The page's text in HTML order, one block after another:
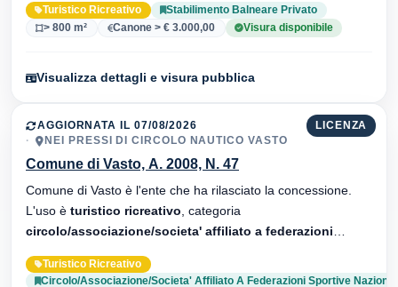
Turistico Ricreativo
Stabilimento Balneare Privato
> 800 m²
Canone > € 3.000,00 Visura disponibile
Visualizza dettagli e visura pubblica
LICENZA
AGGIORNATA IL 07/08/2026
NEI PRESSI DI CIRCOLO NAUTICO VASTO
Comune di Vasto, A. 2008, N. 47
Comune di Vasto è l'ente che ha rilasciato la concessione.
L'uso è turistico ricreativo , categoria
circolo/associazione/societa' affiliato a federazioni
dell'atto.
Turistico Ricreativo
Circolo/Associazione/Societa' Affiliato A Federazioni Sportive